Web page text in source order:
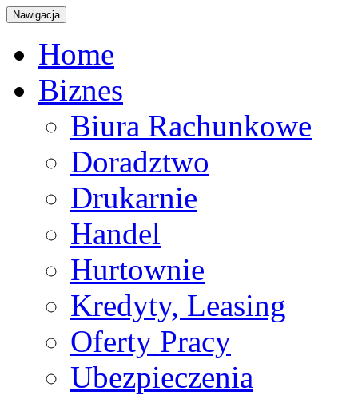
Nawigacja
Home
Biznes
Biura Rachunkowe
Doradztwo
Drukarnie
Handel
Hurtownie
Kredyty, Leasing
Oferty Pracy
Ubezpieczenia